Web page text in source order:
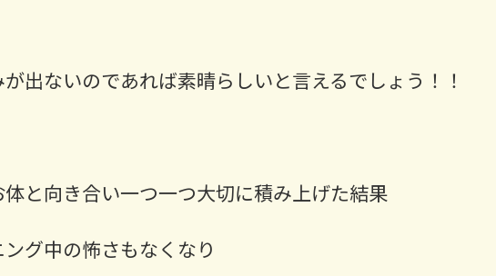
出ないのであれば素晴らしいと言えるでしょう！！
と向き合い一つ一つ大切に積み上げた結果
グ中の怖さもなくなり